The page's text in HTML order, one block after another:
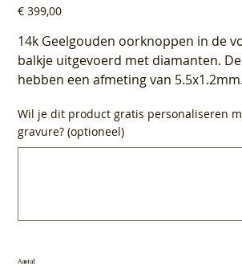
Prijs
€ 399,00
14k Geelgouden oorknoppen in de
balkje uitgevoerd met diamanten.
hebben een afmeting van 5.5x1.2mm.
Wil je dit product gratis personaliseren
gravure? (optioneel)
Aantal